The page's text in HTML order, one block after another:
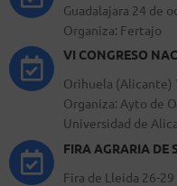
Guadalajara 24 de
Organiza: Fertajo
VI CONGRESO
Orihuela (Alicante)
Organiza: Ayto de
Universidad de
FIRA AGRARIA DE
Fira de Lleida 26-